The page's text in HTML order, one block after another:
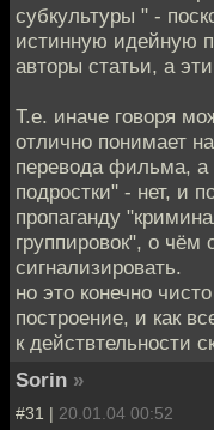
субкультуры " -
истинную идейную
авторы статьи, а
Т.е. иначе говоря
отлично понимает
перевода фильма, а
подростки" - нет, и
пропаганду
группировок", о чём
сигнализировать.
но это конечно
построение, и как
к действтельности
Sorin »
#31 | 20.01.04 00:52